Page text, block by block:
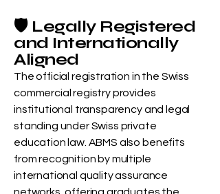
🛡️ Legally Registered
and Internationally
Aligned
The official registration in the Swiss
commercial registry provides
institutional transparency and legal
standing under Swiss private
education law. ABMS also benefits
from recognition by multiple
international quality assurance